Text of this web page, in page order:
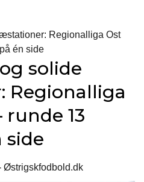
Regionalliga Ost
én side
solide
Regionalliga
runde 13
side
Østrigskfodbold.dk